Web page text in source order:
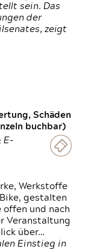
sein. Das
der
zeigt
Schäden
buchbar)
E-
Werkstoffe
gestalten
offen und nach
Veranstaltung
über…
Einstieg in